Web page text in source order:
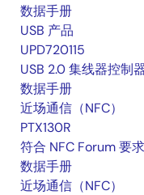
数据手册
USB 产品
UPD720115
USB 2.0 集线器控制
数据手册
近场通信（NFC）
PTX130R
符合 NFC Forum 要
数据手册
近场通信（NFC）